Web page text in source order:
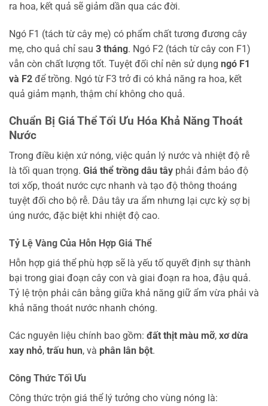
ra hoa, kết quả sẽ giảm dần qua các đời.
Ngó F1 (tách từ cây mẹ) có phẩm chất tương đương cây
mẹ, cho quả chỉ sau 3 tháng. Ngó F2 (tách từ cây con F1)
vẫn còn chất lượng tốt. Tuyệt đối chỉ nên sử dụng ngó F1
và F2 để trồng. Ngó từ F3 trở đi có khả năng ra hoa, kết
quả giảm mạnh, thậm chí không cho quả.
Chuẩn Bị Giá Thể Tối Ưu Hóa Khả Năng Thoát
Nước
Trong điều kiện xứ nóng, việc quản lý nước và nhiệt độ rễ
là tối quan trọng. Giá thể trồng dâu tây phải đảm bảo độ
tơi xốp, thoát nước cực nhanh và tạo độ thông thoáng
tuyệt đối cho bộ rễ. Dâu tây ưa ẩm nhưng lại cực kỳ sợ bị
úng nước, đặc biệt khi nhiệt độ cao.
Tỷ Lệ Vàng Của Hỗn Hợp Giá Thể
Hỗn hợp giá thể phù hợp sẽ là yếu tố quyết định sự thành
bại trong giai đoạn cây con và giai đoạn ra hoa, đậu quả.
Tỷ lệ trộn phải cân bằng giữa khả năng giữ ẩm vừa phải và
khả năng thoát nước nhanh chóng.
Các nguyên liệu chính bao gồm: đất thịt màu mỡ, xơ dừa
xay nhỏ, trấu hun, và phân lân bột.
Công Thức Tối Ưu
Công thức trộn giá thể lý tưởng cho vùng nóng là: